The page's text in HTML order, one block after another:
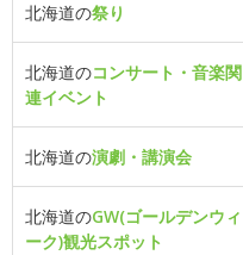
北海道の祭り
北海道のコンサート・音楽関
連イベント
北海道の演劇・講演会
北海道のGW(ゴールデンウィ
ーク)観光スポット